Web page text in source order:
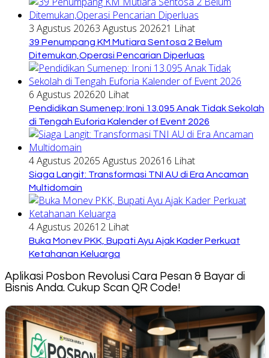
3 Agustus 20263 Agustus 202621 Lihat
39 Penumpang KM Mutiara Sentosa 2 Belum
Ditemukan,Operasi Pencarian Diperluas
6 Agustus 202620 Lihat
Pendidikan Sumenep: Ironi 13.095 Anak Tidak Sekolah
di Tengah Euforia Kalender of Event 2026
4 Agustus 20265 Agustus 202616 Lihat
Siaga Langit: Transformasi TNI AU di Era Ancaman
Multidomain
4 Agustus 202612 Lihat
Buka Monev PKK, Bupati Ayu Ajak Kader Perkuat
Ketahanan Keluarga
Aplikasi Posbon Revolusi Cara Pesan & Bayar di
Bisnis Anda. Cukup Scan QR Code!